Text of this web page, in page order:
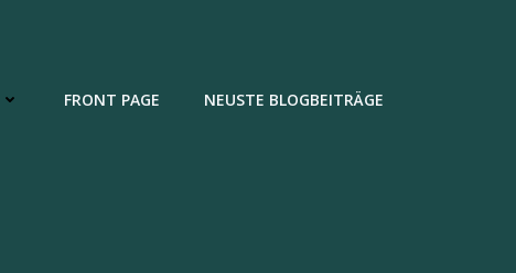
FRONT PAGE NEUSTE BLOGBEITRÄGE